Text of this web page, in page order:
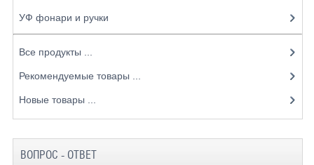
УФ фонари и ручки
Все продукты ...
Рекомендуемые товары ...
Новые товары ...
ВОПРОС - ОТВЕТ